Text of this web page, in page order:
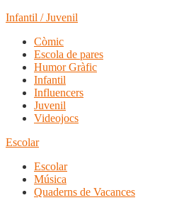
Infantil / Juvenil
Còmic
Escola de pares
Humor Gràfic
Infantil
Influencers
Juvenil
Videojocs
Escolar
Escolar
Música
Quaderns de Vacances